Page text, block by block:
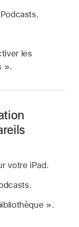
les
».
votre iPad.
».